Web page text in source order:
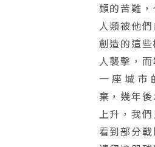
類的苦難
人類被他
創造的這些
人襲擊，而
一座城市
棄，幾年後
上升，我們
看到部分戰